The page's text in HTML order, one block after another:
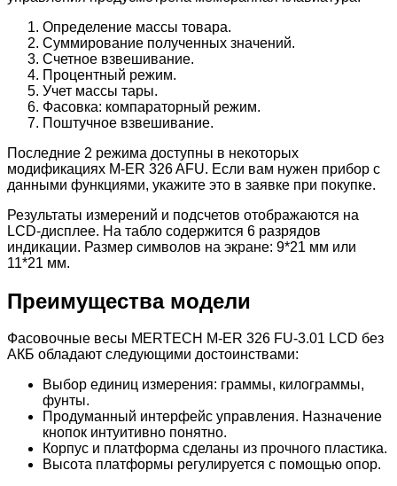
Определение массы товара.
Суммирование полученных значений.
Счетное взвешивание.
Процентный режим.
Учет массы тары.
Фасовка: компараторный режим.
Поштучное взвешивание.
Последние 2 режима доступны в некоторых
модификациях M-ER 326 AFU. Если вам нужен прибор с
данными функциями, укажите это в заявке при покупке.
Результаты измерений и подсчетов отображаются на
LCD-дисплее. На табло содержится 6 разрядов
индикации. Размер символов на экране: 9*21 мм или
11*21 мм.
Преимущества модели
Фасовочные весы MERTECH M-ER 326 FU-3.01 LCD без
АКБ обладают следующими достоинствами:
Выбор единиц измерения: граммы, килограммы,
фунты.
Продуманный интерфейс управления. Назначение
кнопок интуитивно понятно.
Корпус и платформа сделаны из прочного пластика.
Высота платформы регулируется с помощью опор.